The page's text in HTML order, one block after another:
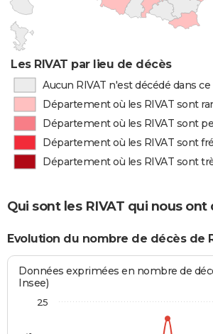
Les RIVAT par lieu de décès
Aucun RIVAT n'est décédé dans
Département où les RIVAT sont
Département où les RIVAT sont
Département où les RIVAT sont
Département où les RIVAT sont
Qui sont les RIVAT qui nous ont
Evolution du nombre de décès de
Données exprimées en nombre de
Insee)
25